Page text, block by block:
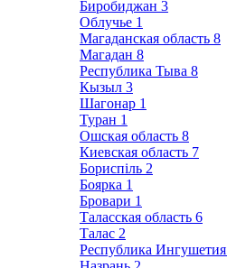
Биробиджан 3
Облучье 1
Магаданская область 8
Магадан 8
Республика Тыва 8
Кызыл 3
Шагонар 1
Туран 1
Ошская область 8
Киевская область 7
Бориспіль 2
Боярка 1
Бровари 1
Таласская область 6
Талас 2
Республика Ингушетия